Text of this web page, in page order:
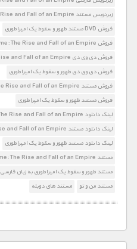
زیرنویس مستند Rome: The Rise and Fall of an Empire
فروش DVD مستند ظهور و سقوط یک امپراطوری
فروش Rome: The Rise and Fall of an Empire
فروش دی وی دی Rome: The Rise and Fall of an Empire
فروش دی وی دی ظهور و سقوط یک امپراطوری
فروش مستند Rome: The Rise and Fall of an Empire
فروش مستند ظهور و سقوط یک امپراطوری
لینک دانلود Rome: The Rise and Fall of an Empire
لینک دانلود مستند Rome: The Rise and Fall of an Empire
لینک دانلود مستند ظهور و سقوط یک امپراطوری
مستند Rome: The Rise and Fall of an Empire
مستند ظهور و سقوط یک امپراطوری به زبان فارسی
مستند من و تو
مستند های دوبله